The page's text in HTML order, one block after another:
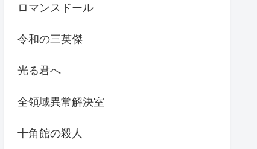
ロマンスドール
令和の三英傑
光る君へ
全領域異常解決室
十角館の殺人